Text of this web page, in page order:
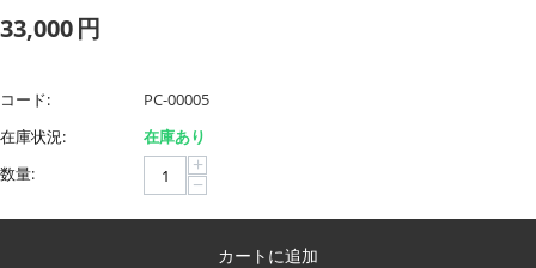
33,000円
コード:
PC-00005
在庫状況:
在庫あり
数量:
+
−
カートに追加